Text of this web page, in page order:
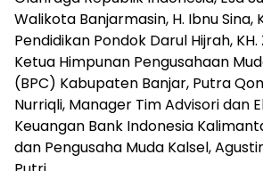
Walikota Banjarmasin, H. Ibnu Sina,
Pendidikan Pondok Darul Hijrah,
Ketua Himpunan Pengusahaan
(BPC) Kabupaten Banjar, Putra
Nurriqli, Manager Tim Advisori dan
Keuangan Bank Indonesia
dan Pengusaha Muda Kalsel,